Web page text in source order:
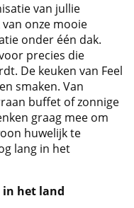
van jullie
onze mooie
onder één dak.
precies die
De keuken van Feel
smaken. Van
buffet of zonnige
graag mee om
huwelijk te
lang in het
het land